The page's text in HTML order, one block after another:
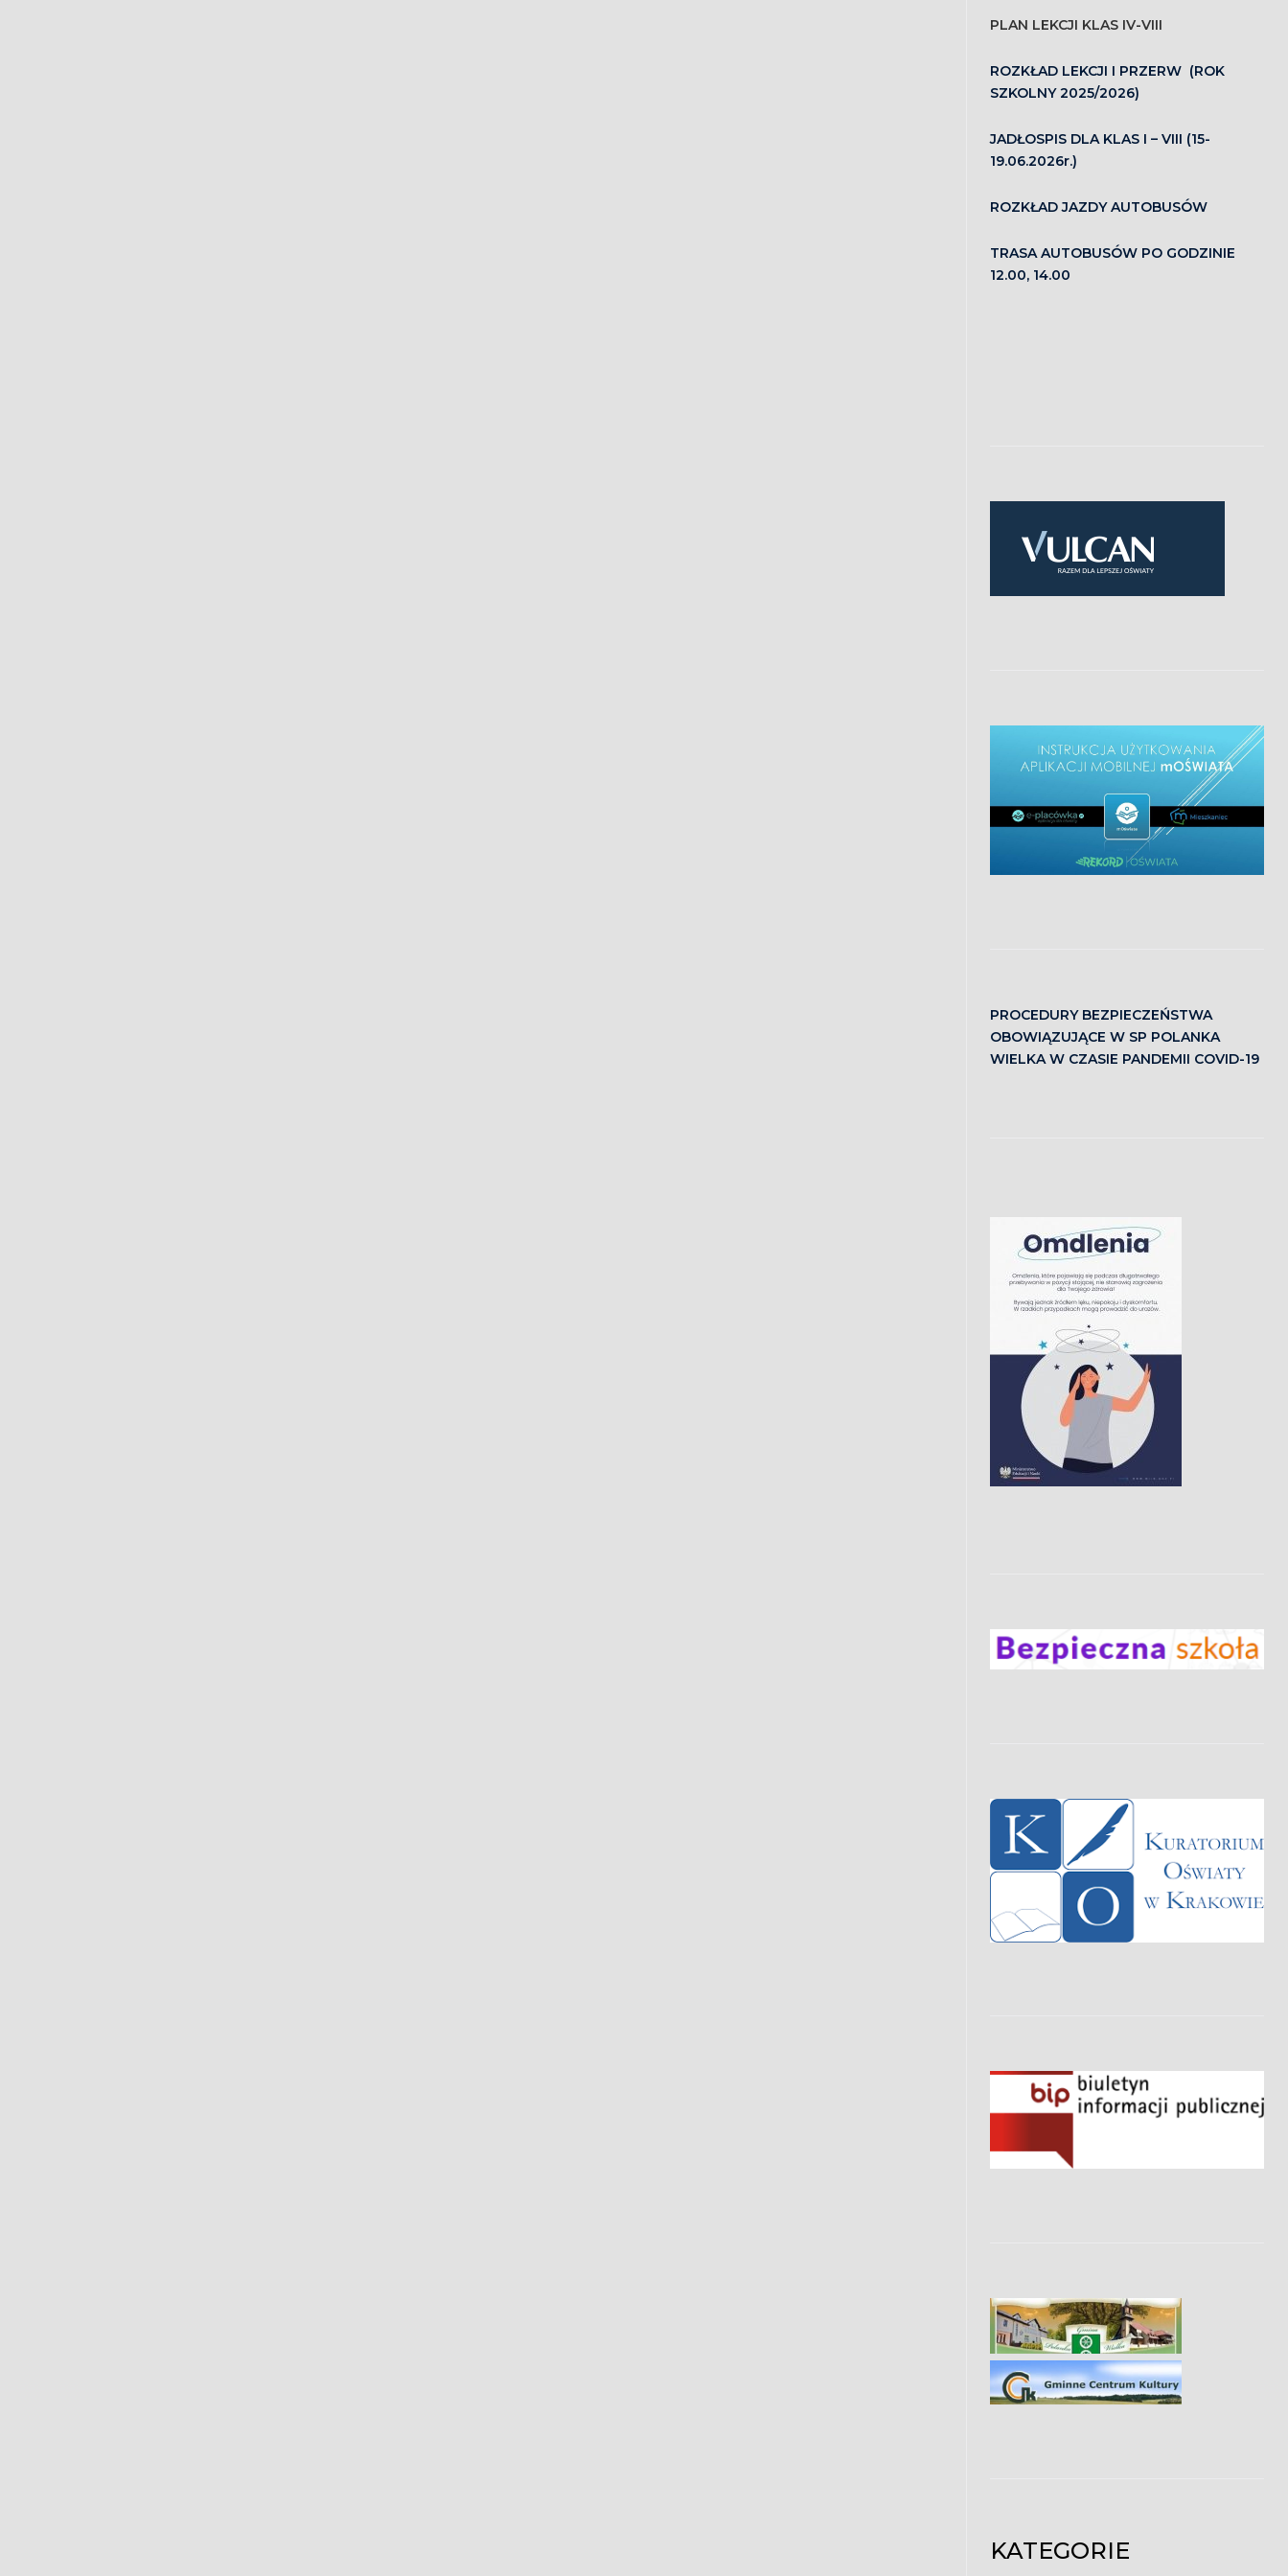
PLAN LEKCJI KLAS IV-VIII
ROZKŁAD LEKCJI I PRZERW (ROK
SZKOLNY 2025/2026)
JADŁOSPIS DLA KLAS I – VIII (15-
19.06.2026r.)
ROZKŁAD JAZDY AUTOBUSÓW
TRASA AUTOBUSÓW PO GODZINIE
12.00, 14.00
PROCEDURY BEZPIECZEŃSTWA
OBOWIĄZUJĄCE W SP POLANKA
WIELKA W CZASIE PANDEMII COVID-19
KATEGORIE